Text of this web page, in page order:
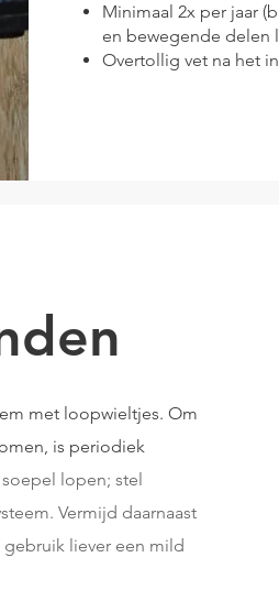
Minimaal 2x per jaar
en bewegende delen
Overtollig vet na het
met loopwieltjes. Om
is periodiek
lopen; stel
Vermijd daarnaast
liever een mild